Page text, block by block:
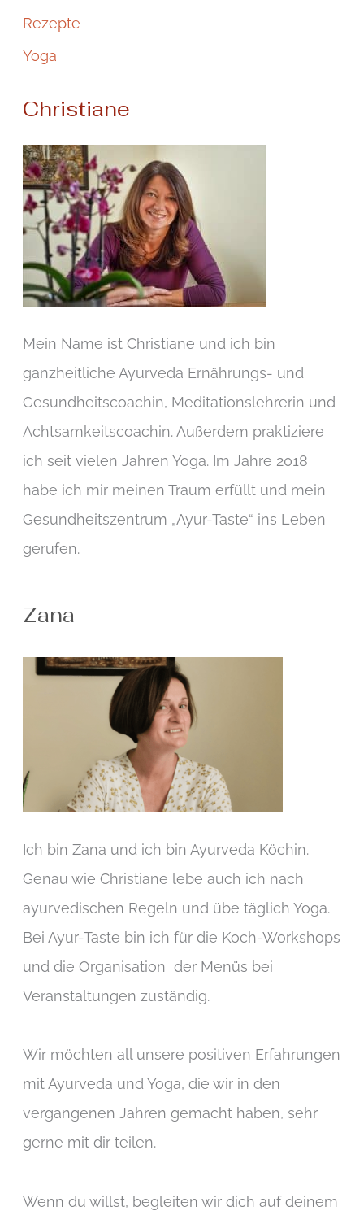
Rezepte
Yoga
Christiane
Mein Name ist Christiane und ich bin
ganzheitliche Ayurveda Ernährungs- und
Gesundheitscoachin, Meditationslehrerin und
Achtsamkeitscoachin. Außerdem praktiziere
ich seit vielen Jahren Yoga. Im Jahre 2018
habe ich mir meinen Traum erfüllt und mein
Gesundheitszentrum „Ayur-Taste“ ins Leben
gerufen.
Zana
Ich bin Zana und ich bin Ayurveda Köchin.
Genau wie Christiane lebe auch ich nach
ayurvedischen Regeln und übe täglich Yoga.
Bei Ayur-Taste bin ich für die Koch-Workshops
und die Organisation der Menüs bei
Veranstaltungen zuständig.
Wir möchten all unsere positiven Erfahrungen
mit Ayurveda und Yoga, die wir in den
vergangenen Jahren gemacht haben, sehr
gerne mit dir teilen.
Wenn du willst, begleiten wir dich auf deinem